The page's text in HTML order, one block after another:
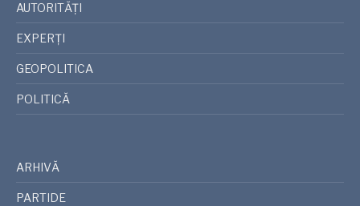
AUTORITĂȚI
EXPERȚI
GEOPOLITICA
POLITICĂ
ARHIVĂ
PARTIDE